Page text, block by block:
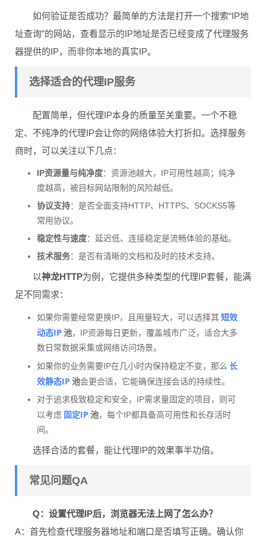
如何验证是否成功？最简单的方法是打开一个搜索“IP地
址查询”的网站，查看显示的IP地址是否已经变成了代理服务
器提供的IP，而非你本地的真实IP。
选择适合的代理IP服务
配置简单，但代理IP本身的质量至关重要。一个不稳
定、不纯净的代理IP会让你的网络体验大打折扣。选择服务
商时，可以关注以下几点：
IP资源量与纯净度：资源池越大，IP可用性越高；纯净
度越高，被目标网站限制的风险越低。
协议支持：是否全面支持HTTP、HTTPS、SOCKS5等
常用协议。
稳定性与速度：延迟低、连接稳定是流畅体验的基础。
技术服务：是否有清晰的文档和及时的技术支持。
以神龙HTTP为例，它提供多种类型的代理IP套餐，能满
足不同需求：
如果你需要经常更换IP，且用量较大，可以选择其 短效
动态IP 池，IP资源每日更新，覆盖城市广泛，适合大多
数日常数据采集或网络访问场景。
如果你的业务需要IP在几小时内保持稳定不变，那么 长
效静态IP 池会更合适，它能确保连接会话的持续性。
对于追求极致稳定和安全，IP需求量固定的项目，则可
以考虑 固定IP 池，每个IP都具备高可用性和长存活时
间。
选择合适的套餐，能让代理IP的效果事半功倍。
常见问题QA
Q：设置代理IP后，浏览器无法上网了怎么办？
A：首先检查代理服务器地址和端口是否填写正确。确认你